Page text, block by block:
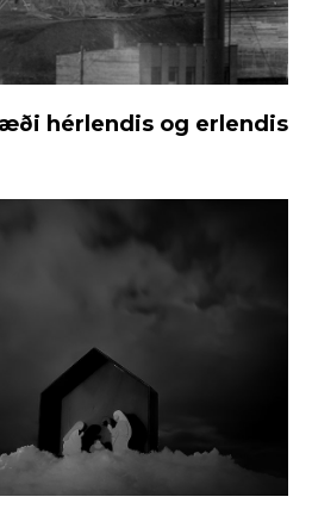
hérlendis og erlendis